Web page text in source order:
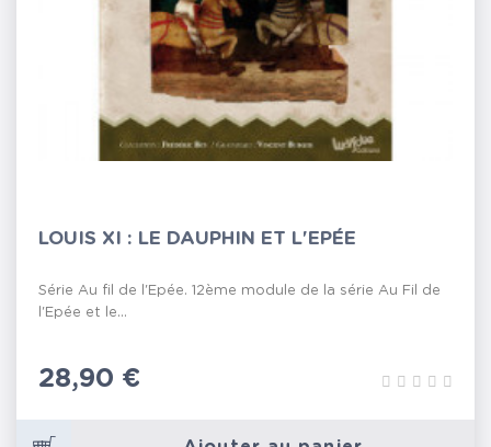
LOUIS XI : LE DAUPHIN ET L'EPÉE
Série Au fil de l'Epée. 12ème module de la série Au Fil de
l'Epée et le...
Prix
28,90 €